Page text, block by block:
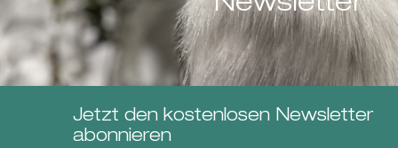
Newsletter
Jetzt den kostenlosen Newsletter
abonnieren